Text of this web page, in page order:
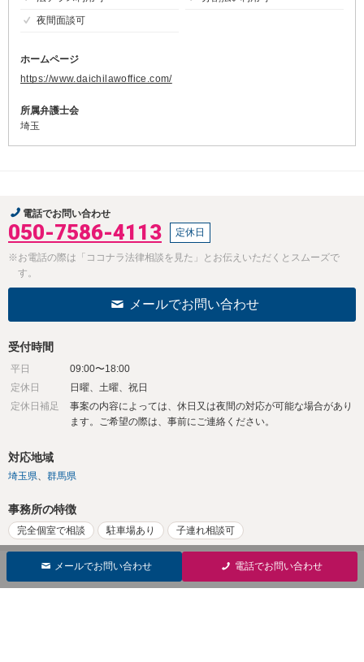
夜間面談可
ホームページ
https://www.daichilawoffice.com/
所属弁護士会
埼玉
電話でお問い合わせ
050-7586-4113 定休日
※お電話の際は「ココナラ法律相談を見た」とお伝えいただくとスムーズで
す。
メールでお問い合わせ
受付時間
平日
09:00〜18:00
定休日
日曜、土曜、祝日
定休日補足
事案の内容によっては、休日又は夜間の対応が可能な場合があり
ます。ご希望の際は、事前にご連絡ください。
対応地域
埼玉県 群馬県
事務所の特徴
完全個室で相談 駐車場あり 子連れ相談可
メールでお問い合わせ 電話でお問い合わせ